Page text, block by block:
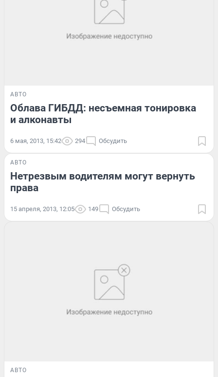
АВТО
Облава ГИБДД: несъемная тонировка
и алконавты
6 мая, 2013, 15:42 294 Обсудить
АВТО
Нетрезвым водителям могут вернуть
права
15 апреля, 2013, 12:05 149 Обсудить
АВТО